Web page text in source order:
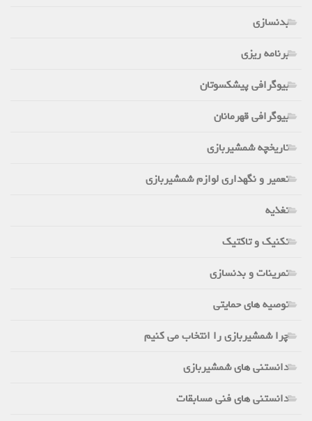
بدنسازی
برنامه ریزی
بیوگرافی پیشکسوتان
بیوگرافی قهرمانان
تاریخچه شمشیربازی
تعمیر و نگهداری لوازم شمشیربازی
تغذیه
تکنیک و تاکتیک
تمرینات و بدنسازی
توصیه های حمایتی
چرا شمشیربازی را انتخاب می کنیم
دانستنی های شمشیربازی
دانستنی های فنی مسابقات